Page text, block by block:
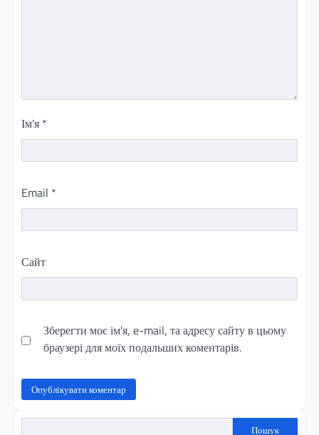
Ім'я *
Email *
Сайт
Зберегти моє ім'я, e-mail, та адресу сайту в цьому
браузері для моїх подальших коментарів.
Пошук